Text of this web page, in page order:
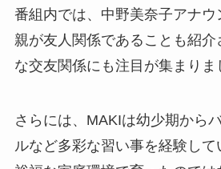
番組内では、中野美奈子アナ
親が友人関係であることも紹
な交友関係にも注目が集まりま
さらには、MAKIは幼少期から
ルなど多彩な習い事を経験して